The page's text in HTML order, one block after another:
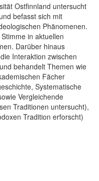
Ostfinnland untersucht
befasst sich mit
Phänomenen.
in aktuellen
Darüber hinaus
Interaktion zwischen
behandelt Themen wie
Fächer
Systematische
Vergleichende
Traditionen untersucht),
Tradition erforscht)